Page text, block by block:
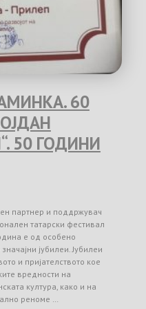
60
50 ГОДИНИ
партнер и поддржувач
татарски фестивал
е од особено
јубилеи. Јубилеи
и пријателството кое
вредности на
култура, како и на
реноме …